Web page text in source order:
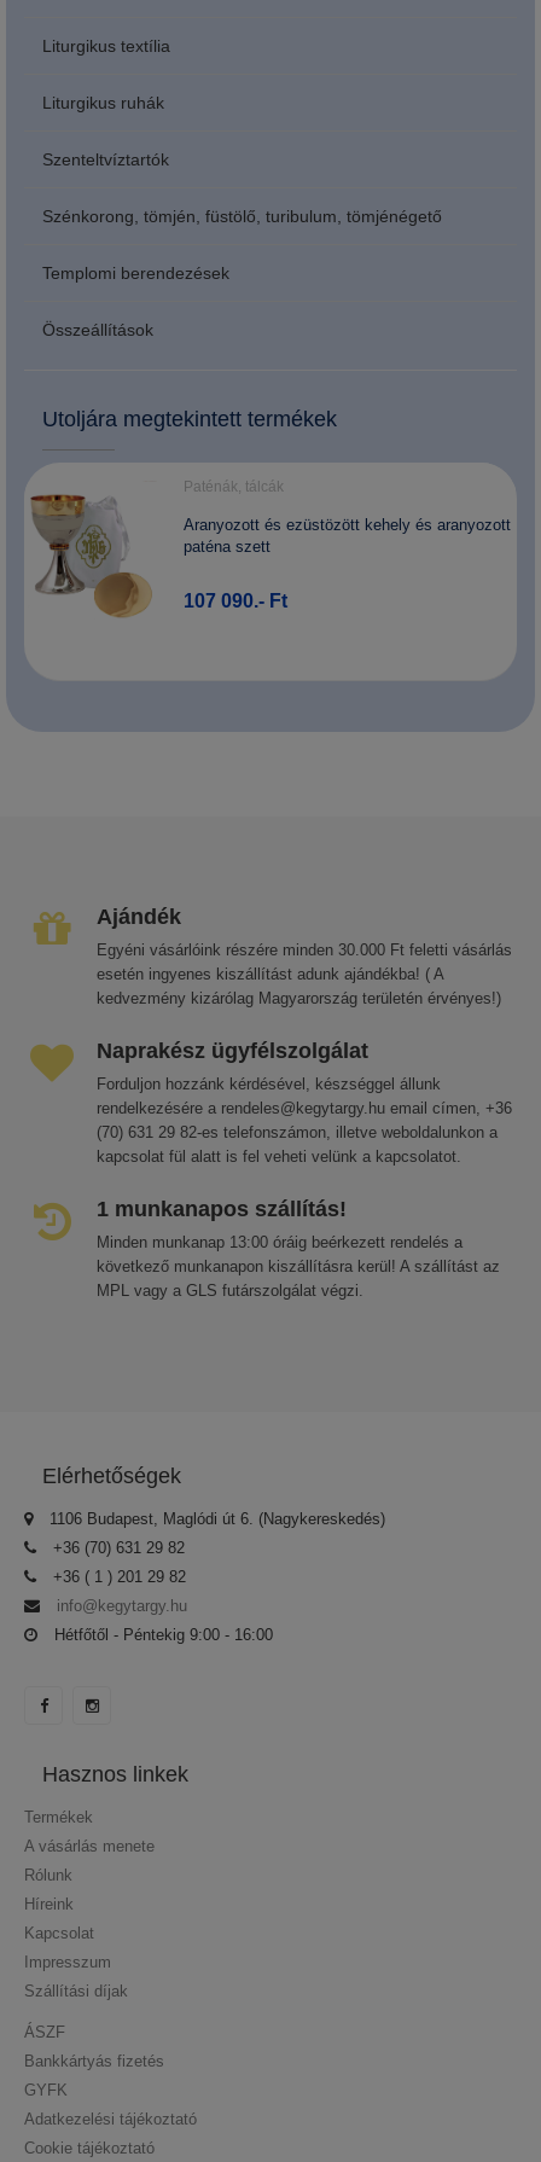
Liturgikus textília
Liturgikus ruhák
Szenteltvíztartók
Szénkorong, tömjén, füstölő, turibulum, tömjénégető
Templomi berendezések
Összeállítások
Utoljára megtekintett termékek
Paténák, tálcák
Aranyozott és ezüstözött kehely és aranyozott
paténa szett
107 090.- Ft
Ajándék
Egyéni vásárlóink részére minden 30.000 Ft feletti vásárlás
esetén ingyenes kiszállítást adunk ajándékba! ( A
kedvezmény kizárólag Magyarország területén érvényes!)
Naprakész ügyfélszolgálat
Forduljon hozzánk kérdésével, készséggel állunk
rendelkezésére a rendeles@kegytargy.hu email címen, +36
(70) 631 29 82-es telefonszámon, illetve weboldalunkon a
kapcsolat fül alatt is fel veheti velünk a kapcsolatot.
1 munkanapos szállítás!
Minden munkanap 13:00 óráig beérkezett rendelés a
következő munkanapon kiszállításra kerül! A szállítást az
MPL vagy a GLS futárszolgálat végzi.
Elérhetőségek
1106 Budapest, Maglódi út 6. (Nagykereskedés)
+36 (70) 631 29 82
+36 ( 1 ) 201 29 82
info@kegytargy.hu
Hétfőtől - Péntekig 9:00 - 16:00
Hasznos linkek
Termékek
A vásárlás menete
Rólunk
Híreink
Kapcsolat
Impresszum
Szállítási díjak
ÁSZF
Bankkártyás fizetés
GYFK
Adatkezelési tájékoztató
Cookie tájékoztató